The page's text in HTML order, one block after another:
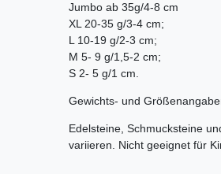
Jumbo ab 35g/4-8 cm
XL 20-35 g/3-4 cm;
L 10-19 g/2-3 cm;
M 5- 9 g/1,5-2 cm;
S 2- 5 g/1 cm.
Gewichts- und
Edelsteine, Schmucksteine
variieren. Nicht geeignet für